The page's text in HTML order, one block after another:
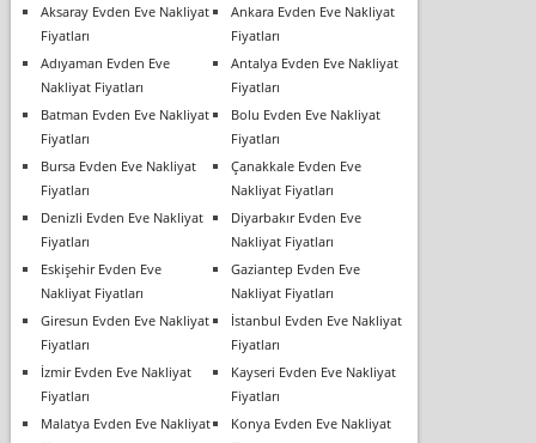
Aksaray Evden Eve Nakliyat
Fiyatları
Ankara Evden Eve Nakliyat
Fiyatları
Adıyaman Evden Eve
Nakliyat Fiyatları
Antalya Evden Eve Nakliyat
Fiyatları
Batman Evden Eve Nakliyat
Fiyatları
Bolu Evden Eve Nakliyat
Fiyatları
Bursa Evden Eve Nakliyat
Fiyatları
Çanakkale Evden Eve
Nakliyat Fiyatları
Denizli Evden Eve Nakliyat
Fiyatları
Diyarbakır Evden Eve
Nakliyat Fiyatları
Eskişehir Evden Eve
Nakliyat Fiyatları
Gaziantep Evden Eve
Nakliyat Fiyatları
Giresun Evden Eve Nakliyat
Fiyatları
İstanbul Evden Eve Nakliyat
Fiyatları
İzmir Evden Eve Nakliyat
Fiyatları
Kayseri Evden Eve Nakliyat
Fiyatları
Malatya Evden Eve Nakliyat
Konya Evden Eve Nakliyat